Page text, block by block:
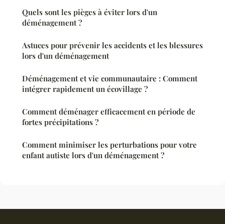
Quels sont les pièges à éviter lors d'un
déménagement ?
Astuces pour prévenir les accidents et les blessures
lors d'un déménagement
Déménagement et vie communautaire : Comment
intégrer rapidement un écovillage ?
Comment déménager efficacement en période de
fortes précipitations ?
Comment minimiser les perturbations pour votre
enfant autiste lors d'un déménagement ?